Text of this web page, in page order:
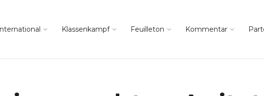
Klassenkampf Feuilleton Kommentar